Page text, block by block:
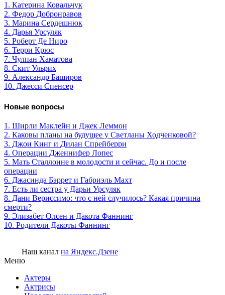
1. Катерина Ковальчук
2. Федор Добронравов
3. Марина Сердешнюк
4. Дарья Урсуляк
5. Роберт Де Ниро
6. Терри Крюс
7. Чулпан Хаматова
8. Скит Ульрих
9. Александр Баширов
10. Джесси Спенсер
Новые вопросы
1. Ширли Маклейн и Джек Леммон
2. Каковы планы на будущее у Светланы Ходченковой?
3. Джои Кинг и Дилан Спрейберри
4. Операции Дженнифер Лопес
5. Мать Сталлонне в молодости и сейчас. До и после
операции
6. Джасинда Бэррет и Габриэль Махт
7. Есть ли сестра у Дарьи Урсуляк
8. Дани Вериссимо: что с ней случилось? Какая причина
смерти?
9. Элизабет Олсен и Дакота Фаннинг
10. Родители Дакоты Фаннинг
Наш канал на Яндекс.Дзене
Меню
Актеры
Актрисы